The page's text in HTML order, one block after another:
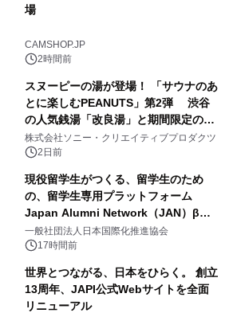
場
CAMSHOP.JP
2時間前
スヌーピーの湯が登場！ 「サウナのあ
とに楽しむPEANUTS」第2弾 渋谷
の人気銭湯「改良湯」と期間限定のコ
ラボレーション サウナイキタイコラ
ボグッズも発売決定！
株式会社ソニー・クリエイティブプロダクツ
2日前
現役留学生がつくる、留学生のため
の、留学生専用プラットフォーム
Japan Alumni Network（JAN）β版
をリリース
一般社団法人日本国際化推進協会
17時間前
世界とつながる、日本をひらく。 創立
13周年、JAPI公式Webサイトを全面
リニューアル